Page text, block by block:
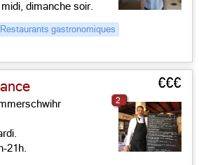
dimanche soir.
Restaurants gastronomiques
€€€
21h.
2